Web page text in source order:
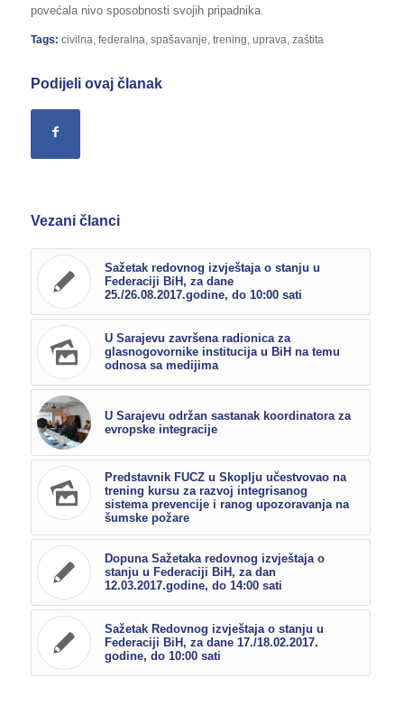
povećala nivo sposobnosti svojih pripadnika.
Tags: civilna federalna spašavanje trening uprava zaštita
Podijeli ovaj članak
Vezani članci
Sažetak redovnog izvještaja o stanju u
Federaciji BiH, za dane
25./26.08.2017.godine, do 10:00 sati
U Sarajevu završena radionica za
glasnogovornike institucija u BiH na temu
odnosa sa medijima
U Sarajevu održan sastanak koordinatora za
evropske integracije
Predstavnik FUCZ u Skoplju učestvovao na
trening kursu za razvoj integrisanog
sistema prevencije i ranog upozoravanja na
šumske požare
Dopuna Sažetaka redovnog izvještaja o
stanju u Federaciji BiH, za dan
12.03.2017.godine, do 14:00 sati
Sažetak Redovnog izvještaja o stanju u
Federaciji BiH, za dane 17./18.02.2017.
godine, do 10:00 sati